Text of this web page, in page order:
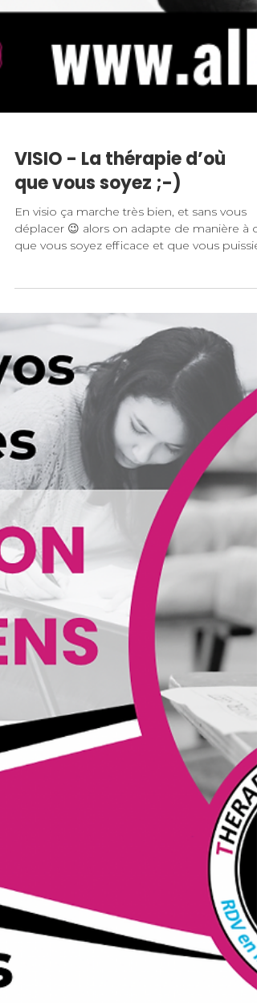
VISIO - La thérapie d’où
que vous soyez ;-)
En visio ça marche très bien, et sans vous
concrets à mettre en place dans votre
quotidien pour devenir autonome et vous
libérer définitivement de vos vos blocages
Je reste disponible pour répondre à vos
questions au 06.70.36.98.98 😉 Pour ceux
connaissent mon approche, vous pouvez
partager à ceux que vous connaissez même
si vos proches